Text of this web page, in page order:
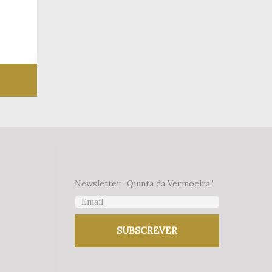
Newsletter “Quinta da Vermoeira”